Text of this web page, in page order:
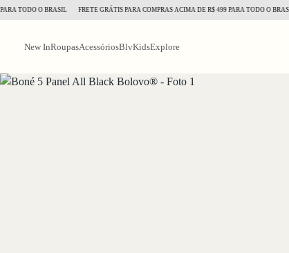
TODO O BRASIL FRETE GRÁTIS PARA COMPRAS ACIMA DE R$ 499 PARA TODO O BRASIL
New InRoupasAcessóriosBlvKidsExplore